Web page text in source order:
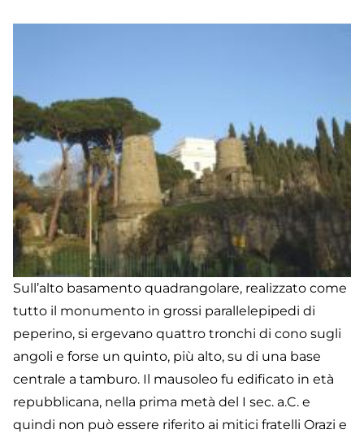
Sull’alto basamento quadrangolare, realizzato come
tutto il monumento in grossi parallelepipedi di
peperino, si ergevano quattro tronchi di cono sugli
angoli e forse un quinto, più alto, su di una base
centrale a tamburo. Il mausoleo fu edificato in età
repubblicana, nella prima metà del I sec. a.C. e
quindi non può essere riferito ai mitici fratelli Orazi e